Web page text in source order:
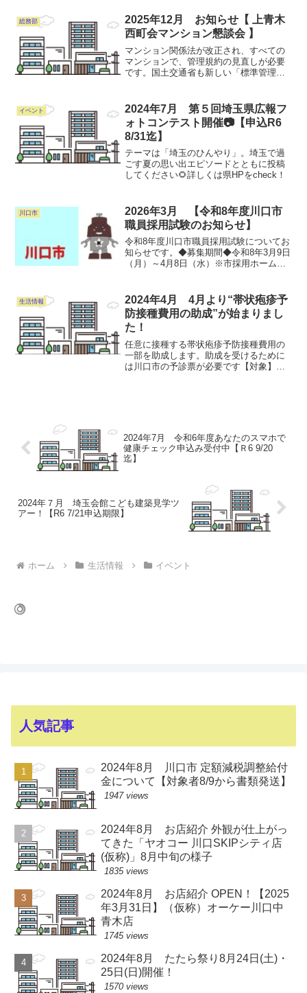
（火曜）詳しくはコチラ
総務部
2025年12月 お知らせ【 上青木
西町会マンション懇談会 】
マンション関係法が改正され、すべての
マンションで、管理規約の見直しが必要
です。国土交通省も新しい「標準管理規
なたも参加いただけます。日時：12月21
日（日）17時 ～ ...
イベント
2024年7月 第５回埼玉県広報フ
ォトコンテスト開催📷【申込R6
8/31迄】
テーマは「埼玉のひんやり」。埼玉で過
ごす夏の思い出エピソードとともに投稿
してください🌻詳しくは県HPをcheck！
川口市
2026年3月 【令和8年度川口市
職員採用試験のお知らせ】
令和8年度川口市職員採用試験についてお
知らせです。◆募集期間◆令和8年3月9日
（月）～4月8日（水）※市採用ホームペ
年募集をしています。◆試験日程◆【一
次面接試験】令...
生活情報
2024年4月 4月より“帯状疱疹予
防接種費用の助成”が始まりまし
た！
任意に接種する帯状疱疹予防接種費用の
一部を助成します。助成を受けるために
は川口市の予診票が必要です【対象】市
2024年7月 令和6年度あなたのスマホで
健康チェック申込み受付中【Ｒ6 9/20
迄】
2024年７月 埼玉会館こども建築見学ツ
アー！【R6 7/21申込期限】
ホーム 生活情報 イベント
人気記事
2024年8月 川口市 定額減税調整給付
金について【対象者8/9から書類発送】
1947 views
2024年8月 お店紹介 外観が仕上がっ
てきた「ヤオコー 川口SKIPシティ店
(仮称)」8月中旬の様子
1835 views
2024年8月 お店紹介 OPEN！【2025
年3月31日】（仮称）オーケー川口中
青木店
1745 views
2024年8月 たたら祭り8月24日(土)・
25日(日)開催！
1570 views